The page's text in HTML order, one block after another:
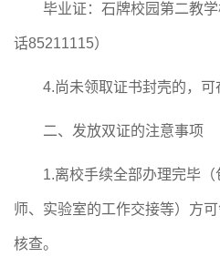
毕业证：石牌校园第二教学
话85211115）
4.尚未领取证书封壳的，可
二、发放双证的注意事项
1.离校手续全部办理完毕
师、实验室的工作交接等）方
核查。